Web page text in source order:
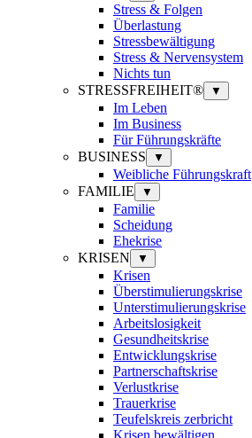
Stress & Folgen
Überlastung
Stressbewältigung
Stress & Nervensystem
Nichts tun
STRESSFREIHEIT®
▼
Im Leben
Im Business
Für Führungskräfte
BUSINESS
▼
Weibliche Führungskraft
FAMILIE
▼
Familie
Scheidung
Ehekrise
KRISEN
▼
Krisen
Überstimulierungskrise
Unterstimulierungskrise
Arbeitslosigkeit
Gesundheitskrise
Entwicklungskrise
Partnerschaftskrise
Verlustkrise
Trauerkrise
Teufelskreis zerbricht
Krisen bewältigen